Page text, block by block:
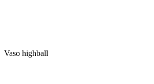
Vaso highball